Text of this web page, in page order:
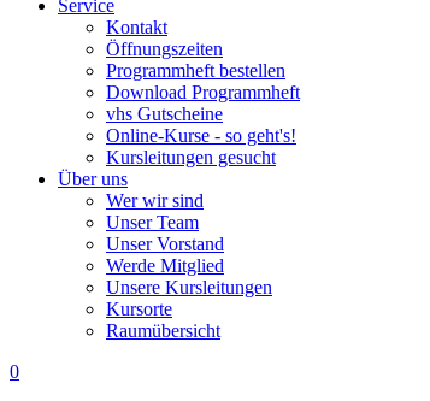
Service
Kontakt
Öffnungszeiten
Programmheft bestellen
Download Programmheft
vhs Gutscheine
Online-Kurse - so geht's!
Kursleitungen gesucht
Über uns
Wer wir sind
Unser Team
Unser Vorstand
Werde Mitglied
Unsere Kursleitungen
Kursorte
Raumübersicht
0